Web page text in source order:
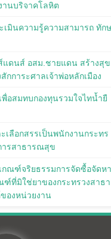
นบริจาคโลหิต
เมินความรู้ความสามารถ ทักษ
แดนส์ อสม.ชายแดน สร้างสุข
การะศาลเจ้าพ่อหลักเมือง
พื่อสมทบกองทุนรวมใจไทน้ำยื
ลือกสรรเป็นพนักงานกระทร
ารสาธารณสุข
กณฑ์จริยธรรมการจัดซื้อจัดหา
ฑ์ที่มิใช่ยาของกระทรวงสาธา
องหน่วยงาน